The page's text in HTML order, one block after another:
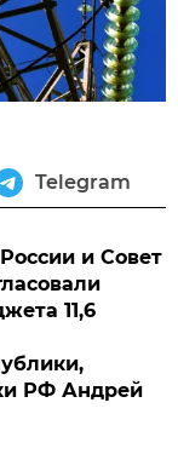
Telegram
и Совет
11,6
РФ Андрей